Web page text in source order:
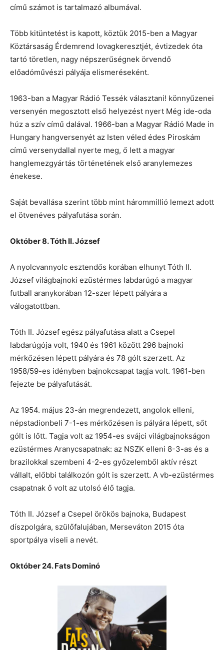
című számot is tartalmazó albumával.
Több kitüntetést is kapott, köztük 2015-ben a Magyar
Köztársaság Érdemrend lovagkeresztjét, évtizedek óta
tartó töretlen, nagy népszerűségnek örvendő
előadóművészi pályája elismeréseként.
1963-ban a Magyar Rádió Tessék választani! könnyűzenei
versenyén megosztott első helyezést nyert Még ide-oda
húz a szív című dalával. 1966-ban a Magyar Rádió Made in
Hungary hangversenyét az Isten véled édes Piroskám
című versenydallal nyerte meg, ő lett a magyar
hanglemezgyártás történetének első aranylemezes
énekese.
Saját bevallása szerint több mint hárommillió lemezt adott
el ötvenéves pályafutása során.
Október 8. Tóth II. József
A nyolcvannyolc esztendős korában elhunyt Tóth II.
József világbajnoki ezüstérmes labdarúgó a magyar
futball aranykorában 12-szer lépett pályára a
válogatottban.
Tóth II. József egész pályafutása alatt a Csepel
labdarúgója volt, 1940 és 1961 között 296 bajnoki
mérkőzésen lépett pályára és 78 gólt szerzett. Az
1958/59-es idényben bajnokcsapat tagja volt. 1961-ben
fejezte be pályafutását.
Az 1954. május 23-án megrendezett, angolok elleni,
népstadionbeli 7-1-es mérkőzésen is pályára lépett, sőt
gólt is lőtt. Tagja volt az 1954-es svájci világbajnokságon
ezüstérmes Aranycsapatnak: az NSZK elleni 8-3-as és a
brazilokkal szembeni 4-2-es győzelemből aktív részt
vállalt, előbbi találkozón gólt is szerzett. A vb-ezüstérmes
csapatnak ő volt az utolsó élő tagja.
Tóth II. József a Csepel örökös bajnoka, Budapest
díszpolgára, szülőfalujában, Merseváton 2015 óta
sportpálya viseli a nevét.
Október 24. Fats Dominó